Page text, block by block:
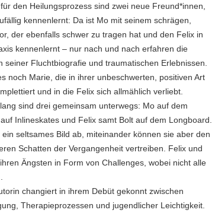
den Heilungsprozess sind zwei neue Freund*innen,
kennenlernt: Da ist Mo mit seinem schrägen,
der ebenfalls schwer zu tragen hat und den Felix in
kennenlernt – nur nach und nach erfahren die
seiner Fluchtbiografie und traumatischen Erlebnissen.
noch Marie, die in ihrer unbeschwerten, positiven Art
und in die Felix sich allmählich verliebt.
sind drei gemeinsam unterwegs: Mo auf dem
Inlineskates und Felix samt Bolt auf dem Longboard.
seltsames Bild ab, miteinander können sie aber den
Schatten der Vergangenheit vertreiben. Felix und
Ängsten in Form von Challenges, wobei nicht alle
changiert in ihrem Debüt gekonnt zwischen
Therapieprozessen und jugendlicher Leichtigkeit.